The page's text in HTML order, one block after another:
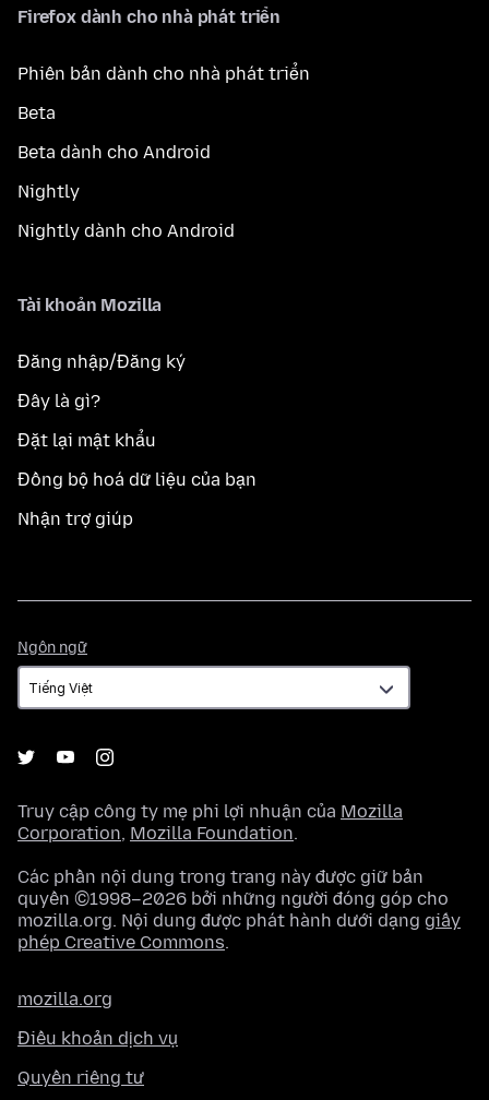
Firefox dành cho nhà phát triển
Phiên bản dành cho nhà phát triển
Beta
Beta dành cho Android
Nightly
Nightly dành cho Android
Tài khoản Mozilla
Đăng nhập/Đăng ký
Đây là gì?
Đặt lại mật khẩu
Đồng bộ hoá dữ liệu của bạn
Nhận trợ giúp
Ngôn ngữ
ngữ
Truy cập công ty mẹ phi lợi nhuận của Mozilla
Corporation, Mozilla Foundation.
Các phần nội dung trong trang này được giữ bản
quyền ©1998–2026 bởi những người đóng góp cho
mozilla.org. Nội dung được phát hành dưới dạng giấy
phép Creative Commons.
mozilla.org
Điều khoản dịch vụ
Quyền riêng tư